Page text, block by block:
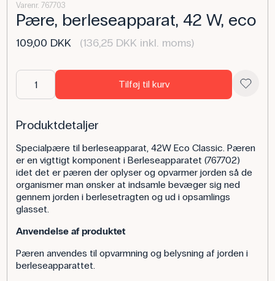
Varenr. 767703
Pære, berleseapparat, 42 W, eco
109,00 DKK (136,25 DKK inkl. moms)
Tilføj til kurv
Produktdetaljer
Specialpære til berleseapparat, 42W Eco Classic. Pæren
er en vigttigt komponent i Berleseapparatet (767702)
idet det er pæren der oplyser og opvarmer jorden så de
organismer man ønsker at indsamle bevæger sig ned
gennem jorden i berlesetragten og ud i opsamlings
glasset.
Anvendelse af produktet
Pæren anvendes til opvarmning og belysning af jorden i
berleseapparattet.